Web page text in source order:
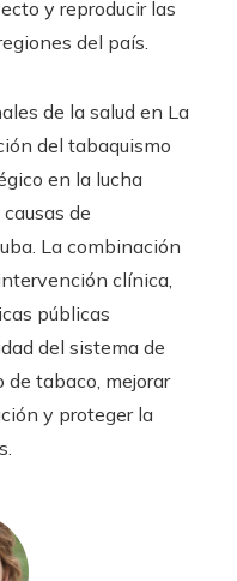
y reproducir las
del país.
de la salud en La
del tabaquismo
en la lucha
de
La combinación
clínica,
públicas
del sistema de
de tabaco, mejorar
y proteger la